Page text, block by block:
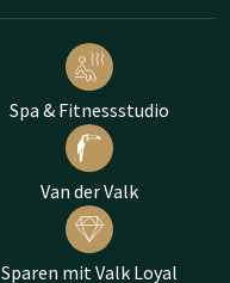
Spa & Fitnessstudio
Van der Valk
Sparen mit Valk Loyal